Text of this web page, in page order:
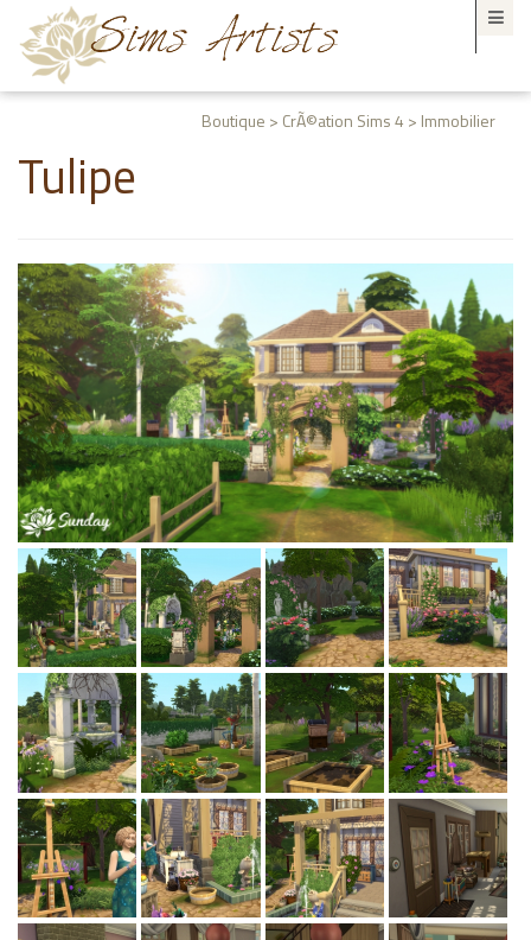
Boutique > CrÃ©ation Sims 4 > Immobilier
Tulipe